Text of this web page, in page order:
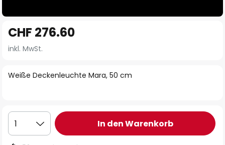
Anfang
der
springen
Weiße Deckenleuchte Mara, 50 cm
CHF 276.60
inkl. MwSt.
1 In den Warenkorb